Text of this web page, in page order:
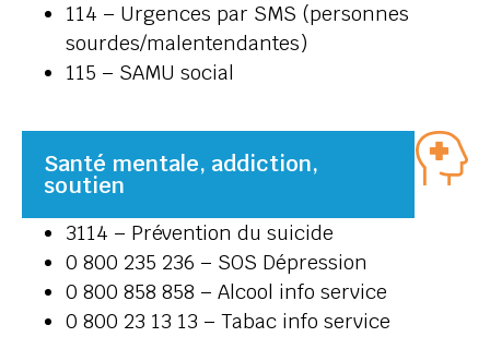
114 – Urgences par SMS (personnes
sourdes/malentendantes)
115 – SAMU social
Santé mentale, addiction,
soutien
3114 – Prévention du suicide
0 800 235 236 – SOS Dépression
0 800 858 858 – Alcool info service
0 800 23 13 13 – Tabac info service